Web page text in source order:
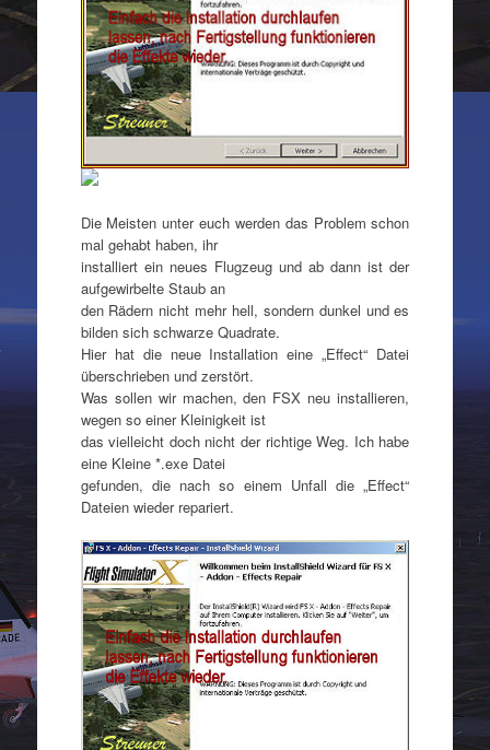
Die Meisten unter euch werden das Problem schon
mal gehabt haben, ihr
installiert ein neues Flugzeug und ab dann ist der
aufgewirbelte Staub an
den Rädern nicht mehr hell, sondern dunkel und es
bilden sich schwarze Quadrate.
Hier hat die neue Installation eine „Effect“ Datei
überschrieben und zerstört.
Was sollen wir machen, den FSX neu installieren,
wegen so einer Kleinigkeit ist
das vielleicht doch nicht der richtige Weg. Ich habe
eine Kleine *.exe Datei
gefunden, die nach so einem Unfall die „Effect“
Dateien wieder repariert.